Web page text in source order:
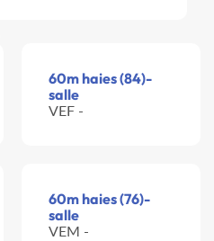
60m haies (84)-
salle
VEF -
60m haies (76)-
salle
VEM -